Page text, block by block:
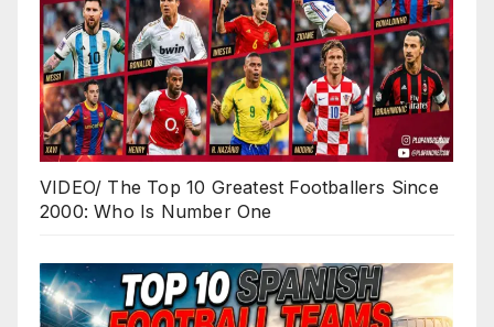
VIDEO/ The Top 10 Greatest Footballers Since
2000: Who Is Number One